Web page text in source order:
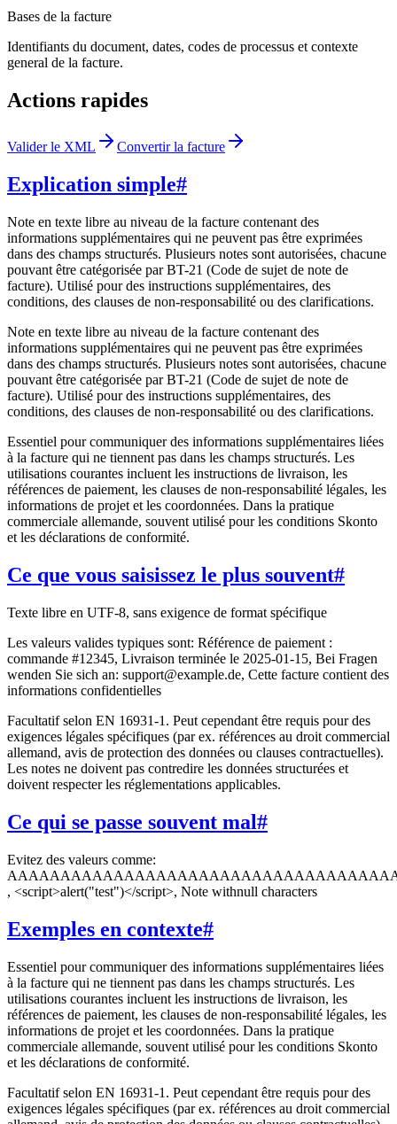
Bases de la facture
Identifiants du document, dates, codes de processus et contexte
general de la facture.
Actions rapides
Valider le XML Convertir la facture
Explication simple#
Note en texte libre au niveau de la facture contenant des
informations supplémentaires qui ne peuvent pas être exprimées
dans des champs structurés. Plusieurs notes sont autorisées, chacune
pouvant être catégorisée par BT-21 (Code de sujet de note de
facture). Utilisé pour des instructions supplémentaires, des
conditions, des clauses de non-responsabilité ou des clarifications.
Note en texte libre au niveau de la facture contenant des
informations supplémentaires qui ne peuvent pas être exprimées
dans des champs structurés. Plusieurs notes sont autorisées, chacune
pouvant être catégorisée par BT-21 (Code de sujet de note de
facture). Utilisé pour des instructions supplémentaires, des
conditions, des clauses de non-responsabilité ou des clarifications.
Essentiel pour communiquer des informations supplémentaires liées
à la facture qui ne tiennent pas dans les champs structurés. Les
utilisations courantes incluent les instructions de livraison, les
références de paiement, les clauses de non-responsabilité légales, les
informations de projet et les coordonnées. Dans la pratique
commerciale allemande, souvent utilisé pour les conditions Skonto
et les déclarations de conformité.
Ce que vous saisissez le plus souvent#
Texte libre en UTF-8, sans exigence de format spécifique
Les valeurs valides typiques sont: Référence de paiement :
commande #12345, Livraison terminée le 2025-01-15, Bei Fragen
wenden Sie sich an: support@example.de, Cette facture contient des
informations confidentielles
Facultatif selon EN 16931-1. Peut cependant être requis pour des
exigences légales spécifiques (par ex. références au droit commercial
allemand, avis de protection des données ou clauses contractuelles).
Les notes ne doivent pas contredire les données structurées et
doivent respecter les réglementations applicables.
Ce qui se passe souvent mal#
Evitez des valeurs comme:
, <script>alert("test")</script>, Note withnull characters
Exemples en contexte#
Essentiel pour communiquer des informations supplémentaires liées
à la facture qui ne tiennent pas dans les champs structurés. Les
utilisations courantes incluent les instructions de livraison, les
références de paiement, les clauses de non-responsabilité légales, les
informations de projet et les coordonnées. Dans la pratique
commerciale allemande, souvent utilisé pour les conditions Skonto
et les déclarations de conformité.
Facultatif selon EN 16931-1. Peut cependant être requis pour des
exigences légales spécifiques (par ex. références au droit commercial